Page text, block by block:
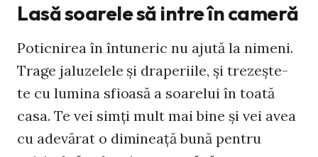
Lasă soarele să intre în cameră
Poticnirea în întuneric nu ajută la nimeni.
Trage jaluzelele şi draperiile, şi trezeşte-
te cu lumina sfioasă a soarelui în toată
casa. Te vei simţi mult mai bine şi vei avea
cu adevărat o dimineaţă bună pentru